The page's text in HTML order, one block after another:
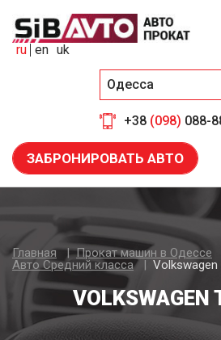
Одесса
+38 (098) 088-
ru en uk
ЗАБРОНИРОВАТЬ АВТО
Главная
Прокат машин в Одессе
Авто Средний класса
Volkswagen
VOLKSWAGEN